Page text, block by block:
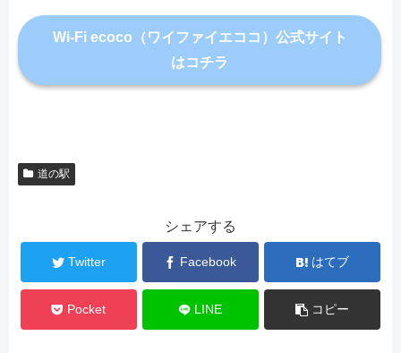
Wi-Fi ecoco（ワイファイエココ）公式サイト
はコチラ
道の駅
シェアする
Twitter Facebook はてブ
Pocket LINE コピー